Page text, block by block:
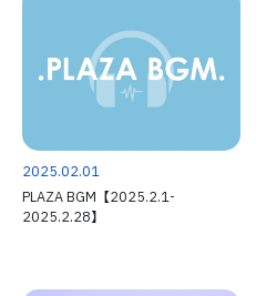
2025.02.01
PLAZA BGM【2025.2.1-
2025.2.28】